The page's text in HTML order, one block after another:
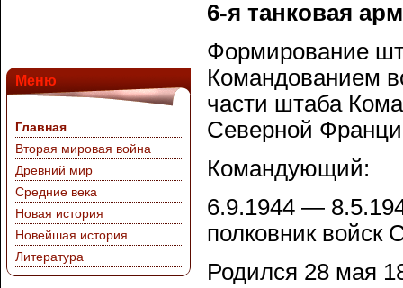
Меню
Главная
Вторая мировая война
Древний мир
Средние века
Новая история
Новейшая история
Литература
6-я танковая
Формирование
Командованием
части штаба
Северной
Командующий:
6.9.1944 —
полковник войск
Родился 28 мая